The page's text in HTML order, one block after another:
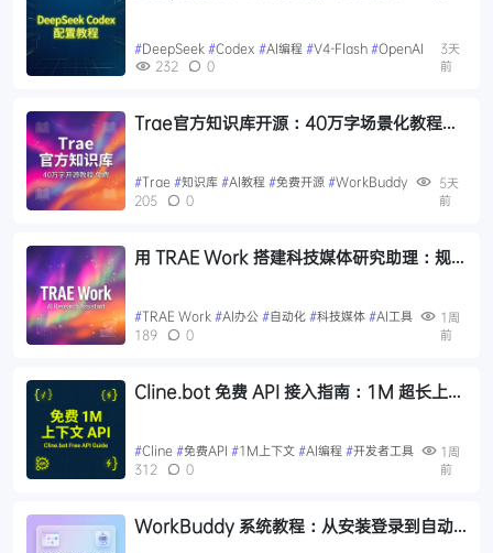
#DeepSeek #Codex #AI编程 #V4-Flash #OpenAI
232
0
3天
前
Trae官方知识库开源：40万字场景化教程覆
#Trae #知识库 #AI教程 #免费开源 #WorkBuddy
205
0
5天
前
用 TRAE Work 搭建科技媒体研究助理：规
#TRAE Work #AI办公 #自动化 #科技媒体 #AI工具
189
0
1周
前
Cline.bot 免费 API 接入指南：1M 超长上下
#Cline #免费API #1M上下文 #AI编程 #开发者工具
312
0
1周
前
WorkBuddy 系统教程：从安装登录到自动